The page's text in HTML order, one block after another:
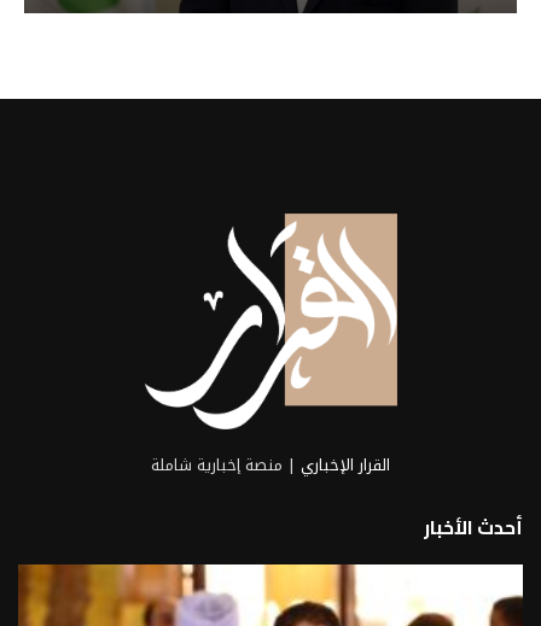
القرار الإخباري | منصة إخبارية شاملة
أحدث الأخبار